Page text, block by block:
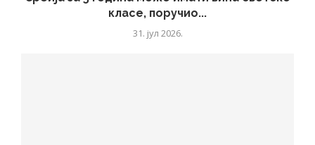
класе, поручио...
31. јул 2026.